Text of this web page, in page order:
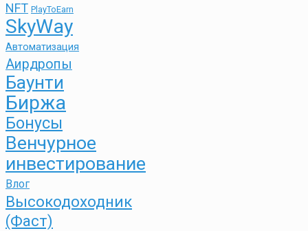
NFT PlayToEarn
SkyWay
Автоматизация
Аирдропы
Баунти
Биржа
Бонусы
Венчурное
инвестирование
Влог
Высокодоходник
(Фаст)